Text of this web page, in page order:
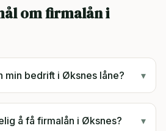
om firmalån i
min bedrift i Øksnes låne? ▾
å få firmalån i Øksnes? ▾